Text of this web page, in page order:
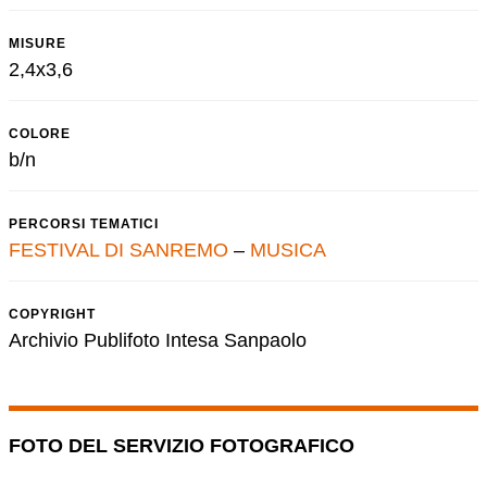
MISURE
2,4x3,6
COLORE
b/n
PERCORSI TEMATICI
FESTIVAL DI SANREMO – MUSICA
COPYRIGHT
Archivio Publifoto Intesa Sanpaolo
FOTO DEL SERVIZIO FOTOGRAFICO